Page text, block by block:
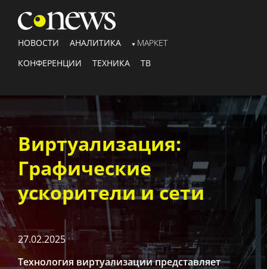
НОВОСТИ АНАЛИТИКА
МАРКЕТ
КОНФЕРЕНЦИИ
ТЕХНИКА ТВ
Виртуализация:
Графические
ускорители и сети
Технология виртуализации представляет
27.02.2025